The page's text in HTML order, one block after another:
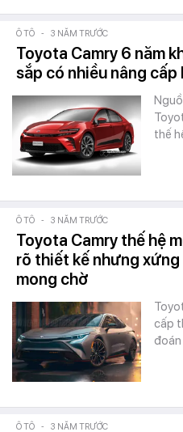
Ô TÔ - 3 NĂM TRƯỚC
Toyota Camry 6 năm
sắp có nhiều nâng
thế
Ô TÔ - 3 NĂM TRƯỚC
Toyota Camry thế hệ
rõ thiết kế nhưng
mong chờ
cấp
Ô TÔ - 3 NĂM TRƯỚC